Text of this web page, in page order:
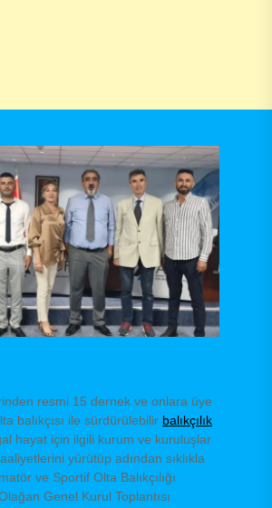
resmi 15 dernek ve onlara üye
balıkçısı ile sürdürülebilir balıkçılık
hayat için ilgili kurum ve kuruluşlar
yürütüp adından sıklıkla
ve Sportif Olta Balıkçılığı
Genel Kurul Toplantısı